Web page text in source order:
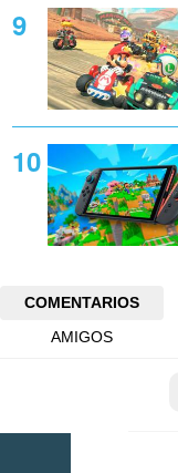
COMENTARIOS
AMIGOS